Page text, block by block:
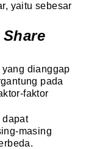
yaitu sebesar
yang dianggap
pada
faktor
dapat
masing